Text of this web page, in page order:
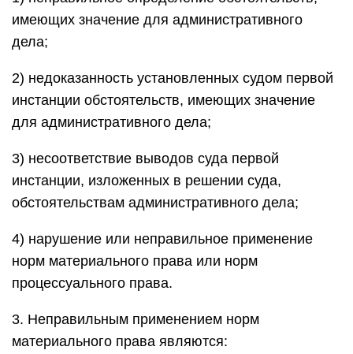
имеющих значение для административного
дела;
2) недоказанность установленных судом первой
инстанции обстоятельств, имеющих значение
для административного дела;
3) несоответствие выводов суда первой
инстанции, изложенных в решении суда,
обстоятельствам административного дела;
4) нарушение или неправильное применение
норм материального права или норм
процессуального права.
3. Неправильным применением норм
материального права являются: